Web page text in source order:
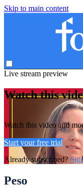
Skip to main content
Live stream preview
Watch this
Watch this video and
Start your free trial
Already subscribed?
Peso